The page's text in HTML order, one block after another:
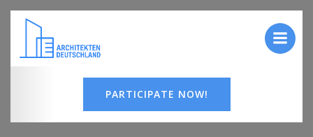
Zum
PARTICIPATE NOW!